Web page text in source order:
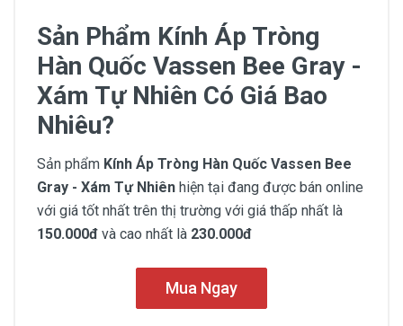
Sản Phẩm Kính Áp Tròng
Hàn Quốc Vassen Bee Gray -
Xám Tự Nhiên Có Giá Bao
Nhiêu?
Sản phẩm Kính Áp Tròng Hàn Quốc Vassen Bee
Gray - Xám Tự Nhiên hiện tại đang được bán online
với giá tốt nhất trên thị trường với giá thấp nhất là
150.000đ và cao nhất là 230.000đ
Mua Ngay